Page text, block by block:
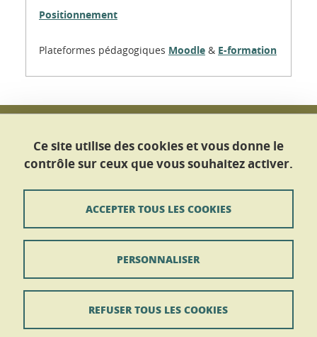
Positionnement
Plateformes pédagogiques Moodle & E-formation
Maison Des Langues et des Cultures
Service Des Langues
CS 40 700
Tél : +33 (0)4 56 52 10 50
Nous contacter
Mentions légales
Ce site utilise des cookies et vous donne le
contrôle sur ceux que vous souhaitez activer.
ACCEPTER TOUS LES COOKIES
REFUSER TOUS LES COOKIES
PERSONNALISER